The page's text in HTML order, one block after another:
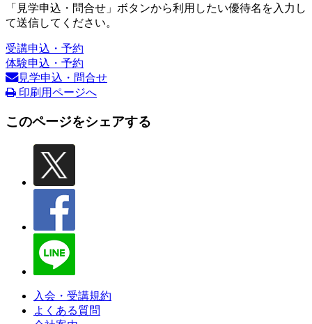
「見学申込・問合せ」ボタンから利用したい優待名を入力し
て送信してください。
受講申込・予約
体験申込・予約
見学申込・問合せ
印刷用ページへ
このページをシェアする
入会・受講規約
よくある質問